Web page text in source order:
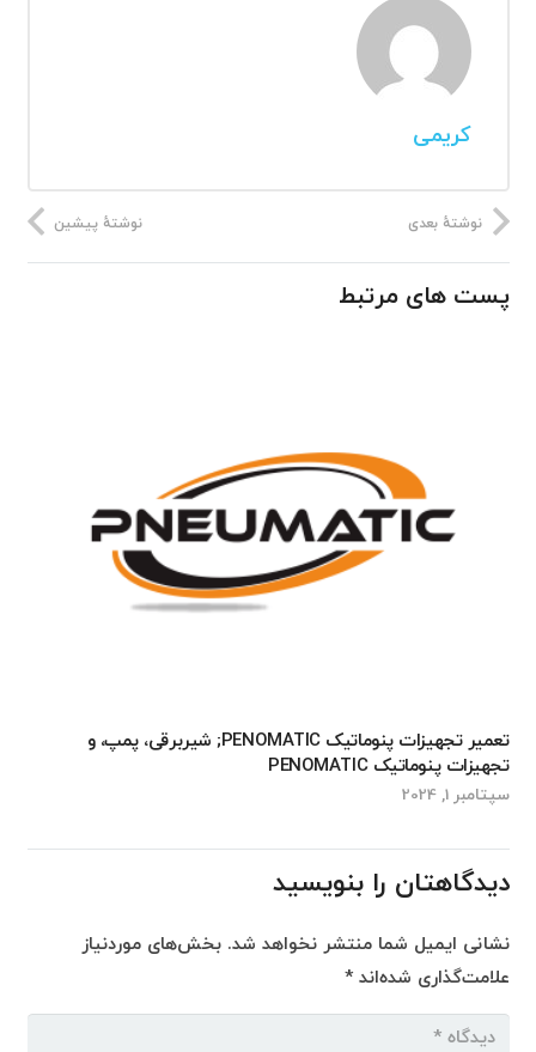
کریمی
نوشتهٔ پیشین نوشتهٔ بعدی
پست های مرتبط
تعمیر تجهیزات پنوماتیک PENOMATIC; شیربرقی، پمپ، و
تجهیزات پنوماتیک PENOMATIC
سپتامبر 1, 2024
دیدگاهتان را بنویسید
نشانی ایمیل شما منتشر نخواهد شد. بخش‌های موردنیاز
علامت‌گذاری شده‌اند*